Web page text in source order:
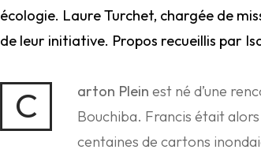
écologie. Laure Turchet, chargée de
de leur initiative. Propos recueillis par
C arton Plein est né d’une
Bouchiba. Francis était
centaines de cartons